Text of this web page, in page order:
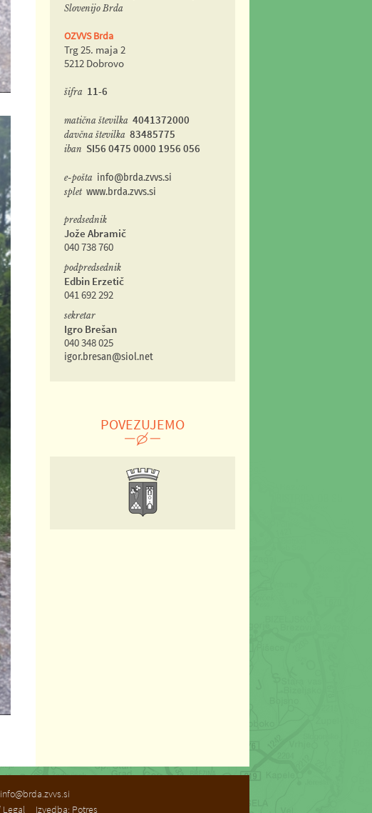
Slovenijo Brda
OZVVS Brda
Trg 25. maja 2
5212 Dobrovo
šifra 11-6
matična številka 4041372000
davčna številka 83485775
iban SI56 0475 0000 1956 056
e-pošta info@brda.zvvs.si
splet www.brda.zvvs.si
predsednik
Jože Abramič
040 738 760
podpredsednik
Edbin Erzetič
041 692 292
sekretar
Igro Brešan
040 348 025
igor.bresan@siol.net
POVEZUJEMO
info@brda.zvvs.si
Legal Izvedba: Potres